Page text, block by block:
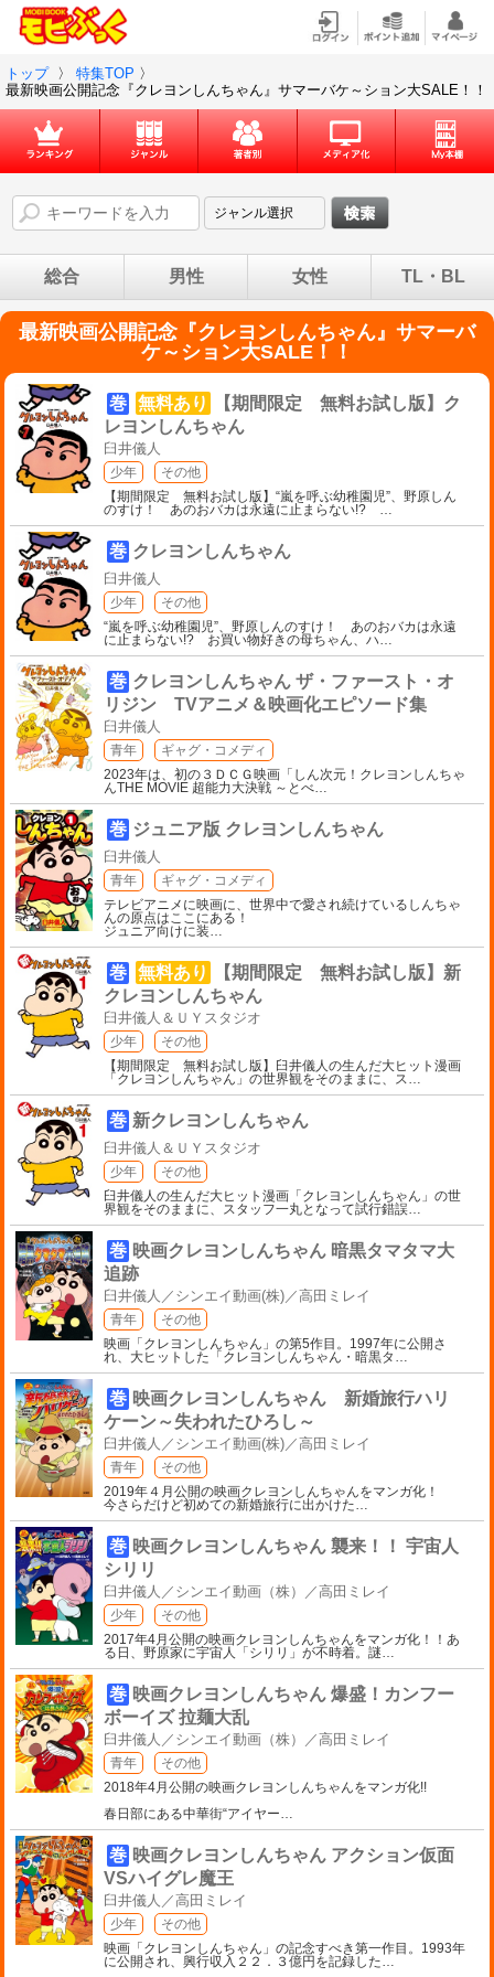
トップ 〉 特集TOP 〉
最新映画公開記念『クレヨンしんちゃん』サマーバケ～ション大SALE！！
総合 男性 女性 TL・BL
最新映画公開記念『クレヨンしんちゃん』サマーバ
ケ～ション大SALE！！
巻 無料あり
【期間限定 無料お試し版】ク
レヨンしんちゃん
臼井儀人
少年
その他
【期間限定 無料お試し版】“嵐を呼ぶ幼稚園児”、野原しん
のすけ！ あのおバカは永遠に止まらない!?
巻 クレヨンしんちゃん
臼井儀人
少年
その他
“嵐を呼ぶ幼稚園児”、野原しんのすけ！ あのおバカは永遠
に止まらない!? お買い物好きの母ちゃん、ハ
巻 クレヨンしんちゃん ザ・ファースト・オ
リジン TVアニメ＆映画化エピソード集
臼井儀人
青年
ギャグ・コメディ
2023年は、初の３ＤＣＧ映画「しん次元！クレヨンしんちゃ
んTHE MOVIE 超能力大決戦 ～とべ
巻 ジュニア版 クレヨンしんちゃん
臼井儀人
青年
ギャグ・コメディ
テレビアニメに映画に、世界中で愛され続けているしんちゃ
んの原点はここにある！
ジュニア向けに装
巻 無料あり
【期間限定 無料お試し版】新
クレヨンしんちゃん
臼井儀人＆ＵＹスタジオ
少年
その他
【期間限定 無料お試し版】臼井儀人の生んだ大ヒット漫画
「クレヨンしんちゃん」の世界観をそのままに、ス
巻 新クレヨンしんちゃん
臼井儀人＆ＵＹスタジオ
少年
その他
臼井儀人の生んだ大ヒット漫画「クレヨンしんちゃん」の世
界観をそのままに、スタッフ一丸となって試行錯誤
巻 映画クレヨンしんちゃん 暗黒タマタマ大
追跡
臼井儀人／シンエイ動画(株)／高田ミレイ
青年
その他
映画「クレヨンしんちゃん」の第5作目。1997年に公開さ
れ、大ヒットした「クレヨンしんちゃん・暗黒タ
巻 映画クレヨンしんちゃん 新婚旅行ハリ
ケーン～失われたひろし～
臼井儀人／シンエイ動画(株)／高田ミレイ
青年
その他
2019年４月公開の映画クレヨンしんちゃんをマンガ化！
今さらだけど初めての新婚旅行に出かけた
巻 映画クレヨンしんちゃん 襲来！！ 宇宙人
シリリ
臼井儀人／シンエイ動画（株）／高田ミレイ
少年
その他
2017年4月公開の映画クレヨンしんちゃんをマンガ化！！あ
る日、野原家に宇宙人「シリリ」が不時着。謎
巻 映画クレヨンしんちゃん 爆盛！カンフー
ボーイズ 拉麺大乱
臼井儀人／シンエイ動画（株）／高田ミレイ
青年
その他
2018年4月公開の映画クレヨンしんちゃんをマンガ化!!
春日部にある中華街“アイヤー
巻 映画クレヨンしんちゃん アクション仮面
VSハイグレ魔王
臼井儀人／高田ミレイ
少年
その他
映画「クレヨンしんちゃん」の記念すべき第一作目。1993年
に公開され、興行収入２２．３億円を記録した